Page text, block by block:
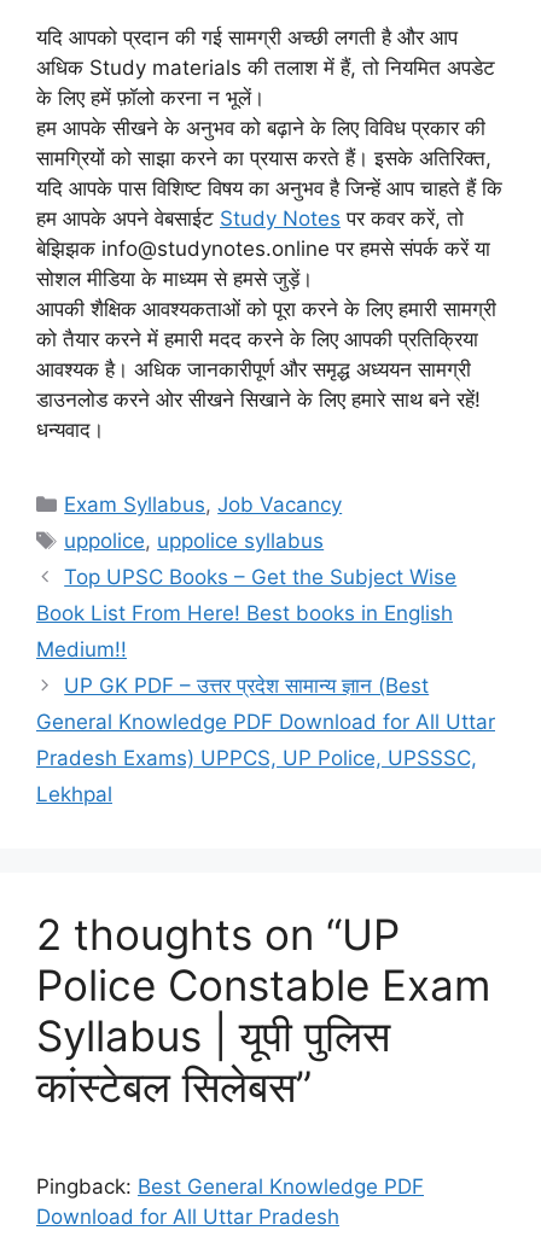
यदि आपको प्रदान की गई सामग्री अच्छी लगती है और आप
अधिक Study materials की तलाश में हैं, तो नियमित अपडेट
के लिए हमें फ़ॉलो करना न भूलें।
हम आपके सीखने के अनुभव को बढ़ाने के लिए विविध प्रकार की
सामग्रियों को साझा करने का प्रयास करते हैं। इसके अतिरिक्त,
यदि आपके पास विशिष्ट विषय का अनुभव है जिन्हें आप चाहते हैं कि
हम आपके अपने वेबसाईट Study Notes पर कवर करें, तो
बेझिझक info@studynotes.online पर हमसे संपर्क करें या
सोशल मीडिया के माध्यम से हमसे जुड़ें।
आपकी शैक्षिक आवश्यकताओं को पूरा करने के लिए हमारी सामग्री
को तैयार करने में हमारी मदद करने के लिए आपकी प्रतिक्रिया
आवश्यक है। अधिक जानकारीपूर्ण और समृद्ध अध्ययन सामग्री
डाउनलोड करने ओर सीखने सिखाने के लिए हमारे साथ बने रहें!
धन्यवाद।
Categories
Exam Syllabus,Job Vacancy
Tags
uppolice, uppolice syllabus
Top UPSC Books – Get the Subject Wise
Book List From Here! Best books in English
Medium!!
UP GK PDF – उत्तर प्रदेश सामान्य ज्ञान (Best
General Knowledge PDF Download for All Uttar
Pradesh Exams) UPPCS, UP Police, UPSSSC,
Lekhpal
2 thoughts on “UP
Police Constable Exam
Syllabus | यूपी पुलिस
कांस्टेबल सिलेबस”
Pingback: Best General Knowledge PDF
Download for All Uttar Pradesh